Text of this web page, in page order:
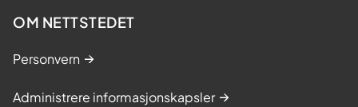
OM NETTSTEDET
Personvern
Administrere informasjonskapsler